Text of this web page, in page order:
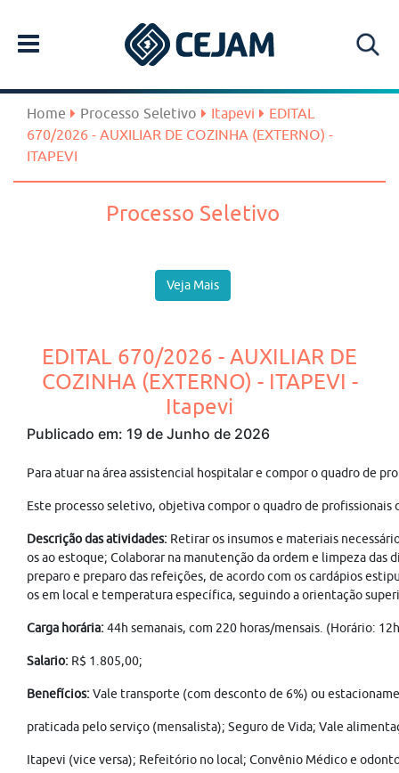
Home Processo Seletivo Itapevi
EDITAL
670/2026 - AUXILIAR DE COZINHA (EXTERNO) -
ITAPEVI
Processo Seletivo
Veja Mais
EDITAL 670/2026 - AUXILIAR DE
COZINHA (EXTERNO) - ITAPEVI -
Itapevi
Publicado em: 19 de Junho de 2026
Para atuar na área assistencial hospitalar e compor o quadro de
Este processo seletivo, objetiva compor o quadro de
Descrição das atividades: Retirar os insumos e materiais
os ao estoque; Colaborar na manutenção da ordem e limpeza
preparo e preparo das refeições, de acordo com os cardápios
os em local e temperatura específica, seguindo a orientação
Carga horária:44h semanais, com 220 horas/mensais. (Horário:
Salario: R$ 1.805,00;
Benefícios:Vale transporte (com desconto de 6%) ou
praticada pelo serviço (mensalista); Seguro de Vida; Vale
Itapevi (vice versa); Refeitório no local; Convênio Médico e